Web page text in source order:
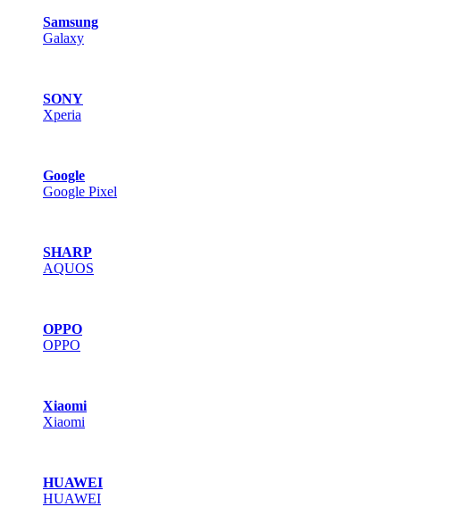
Samsung
Galaxy
SONY
Xperia
Google
Google Pixel
SHARP
AQUOS
OPPO
OPPO
Xiaomi
Xiaomi
HUAWEI
HUAWEI